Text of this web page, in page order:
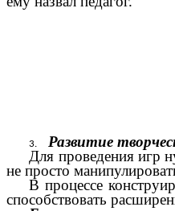
На
Огонёк
Какие
Он нам
Ты
Такую
Развитие
Для проведения игр
не просто
В процессе
способствовать